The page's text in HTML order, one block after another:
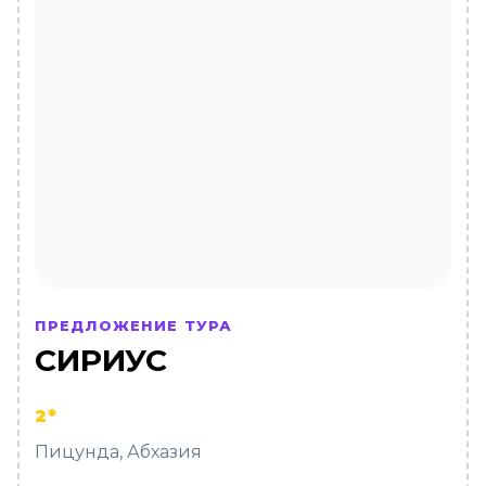
ПРЕДЛОЖЕНИЕ ТУРА
СИРИУС
2*
Пицунда, Абхазия